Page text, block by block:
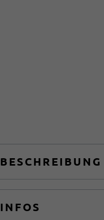
BESCHREIBUNG
INFOS